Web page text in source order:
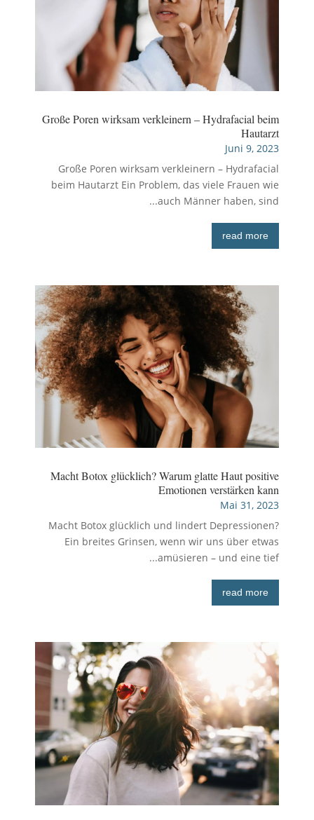
Große Poren wirksam verkleinern – Hydrafacial beim
Hautarzt
Juni 9, 2023
Große Poren wirksam verkleinern – Hydrafacial
beim Hautarzt Ein Problem, das viele Frauen wie
auch Männer haben, sind...
read more
Macht Botox glücklich? Warum glatte Haut positive
Emotionen verstärken kann
Mai 31, 2023
Macht Botox glücklich und lindert Depressionen?
Ein breites Grinsen, wenn wir uns über etwas
amüsieren – und eine tief...
read more